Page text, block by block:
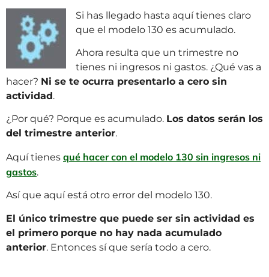
Si has llegado hasta aquí tienes claro
que el modelo 130 es acumulado.
Ahora resulta que un trimestre no
tienes ni ingresos ni gastos. ¿Qué vas a
hacer? Ni se te ocurra presentarlo a cero sin
actividad.
¿Por qué? Porque es acumulado. Los datos serán los
del trimestre anterior.
Aquí tienes qué hacer con el modelo 130 sin ingresos ni
gastos.
Así que aquí está otro error del modelo 130.
El único trimestre que puede ser sin actividad es
el primero porque no hay nada acumulado
anterior. Entonces sí que sería todo a cero.